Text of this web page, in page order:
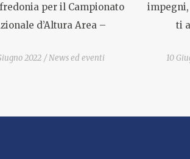
per il Campionato
d’Altura Area –
2022 News ed eventi
ti
10